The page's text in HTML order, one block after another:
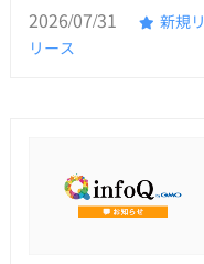
2026/07/31
新規リ
リース